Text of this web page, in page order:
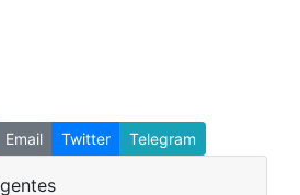
Email Twitter Telegram